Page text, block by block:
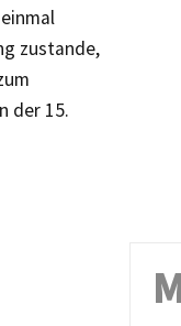
zustande,
der 15.